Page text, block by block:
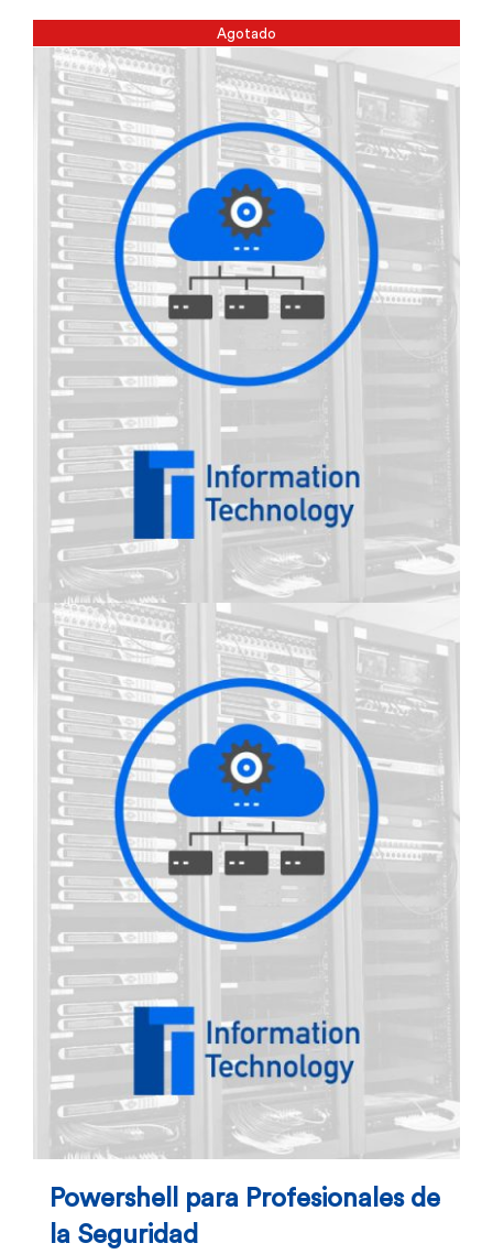
Agotado
Powershell para Profesionales de
la Seguridad